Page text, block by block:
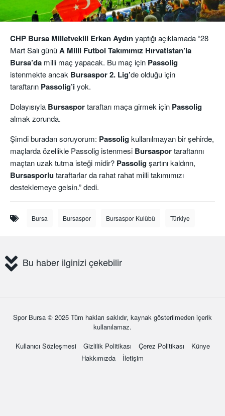
CHP Bursa Milletvekili Erkan Aydınyaptığı açıklamada “28
Mart Salı günüA Milli Futbol Takımımız Hırvatistan’la
Bursa’da milli maç yapacak. Bu maç için Passolig
istenmekte ancak Bursaspor 2. Lig’de olduğu için
taraftarın Passolig’iyok.
Dolayısıyla Bursasportaraftarı maça girmek için Passolig
almak zorunda.
Şimdi buradan soruyorum: Passoligkullanılmayan bir şehirde,
maçlarda özellikle Passolig istenmesi Bursasportaraftarını
maçtan uzak tutma isteği midir? Passoligşartını kaldırın,
Bursasporlutaraftarlar da rahat rahat milli takımımızı
desteklemeye gelsin.” dedi.
Bursa Bursaspor Bursaspor Kulübü Türkiye
Bu haber ilginizi çekebilir
Spor Bursa © 2025 Tüm hakları saklıdır, kaynak gösterilmeden içerik
kullanılamaz.
Kullanıcı Sözleşmesi
Gizlilik Politikası Çerez Politikası
Künye
Hakkımızda
İletişim